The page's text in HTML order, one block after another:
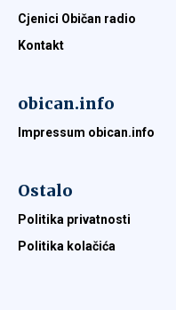
Cjenici Običan radio
Kontakt
obican.info
Impressum obican.info
Ostalo
Politika privatnosti
Politika kolačića